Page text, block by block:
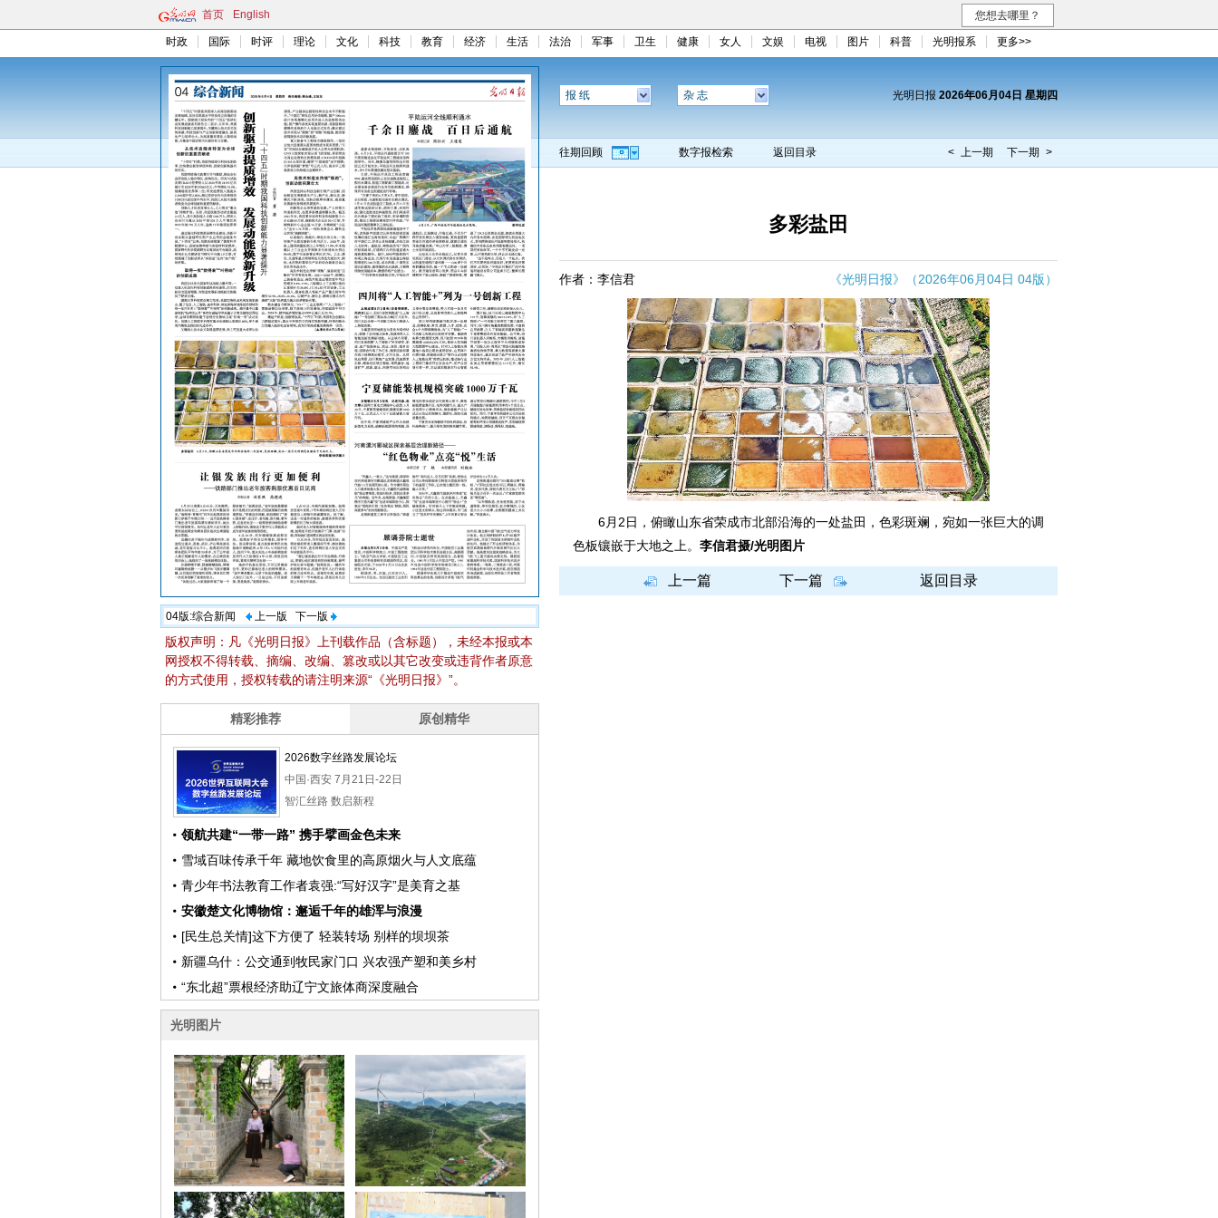
首页 English 您想去哪里？
时政 国际 时评 理论 文化 科技 教育 经济 生活 法治 军事 卫生 健康 女人 文娱 电视 图片 科普 光明报系 更多>>
04版:综合新闻 上一版 下一版
版权声明：凡《光明日报》上刊载作品（含标题），未经本报或本
网授权不得转载、摘编、改编、篡改或以其它改变或违背作者原意
的方式使用，授权转载的请注明来源“《光明日报》”。
报 纸 杂 志 光明日报 2026年06月04日 星期四
往期回顾 数字报检索 返回目录 < 上一期 下一期 >
多彩盐田
作者：李信君 《光明日报》（2026年06月04日 04版）
6月2日，俯瞰山东省荣成市北部沿海的一处盐田，色彩斑斓，宛如一张巨大的调
色板镶嵌于大地之上。 李信君摄/光明图片
上一篇 下一篇 返回目录